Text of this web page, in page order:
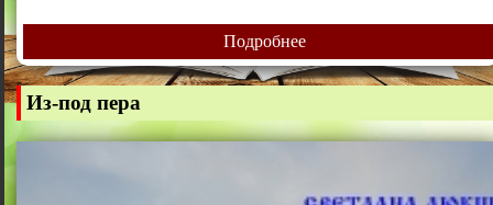
Подробнее
Из-под пера